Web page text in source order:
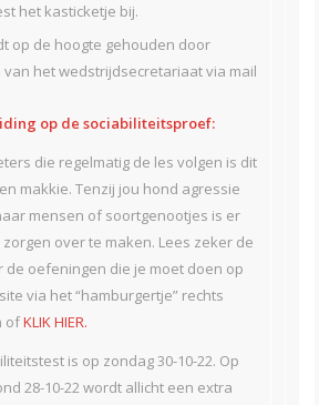
het kasticketje bij.
op de hoogte gehouden door
van het wedstrijdsecretariaat via mail
op de sociabiliteitsproef:
die regelmatig de les volgen is dit
makkie. Tenzij jou hond agressie
mensen of soortgenootjes is er
zorgen over te maken. Lees zeker de
de oefeningen die je moet doen op
via het “hamburgertje” rechts
ofKLIK HIER.
is op zondag 30-10-22. Op
28-10-22 wordt allicht een extra